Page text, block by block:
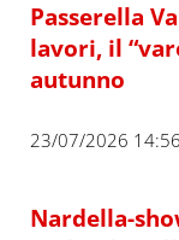
Passerella
lavori, il
autunno
23/07/2026 14:56
Nardella-